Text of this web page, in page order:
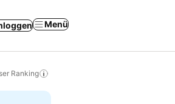
Menü
Ranking